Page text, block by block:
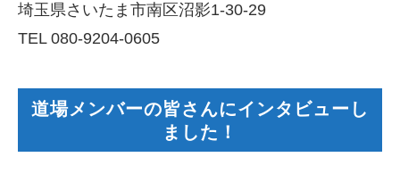
埼玉県さいたま市南区沼影1-30-29
TEL 080-9204-0605
道場メンバーの皆さんにインタビューし
ました！